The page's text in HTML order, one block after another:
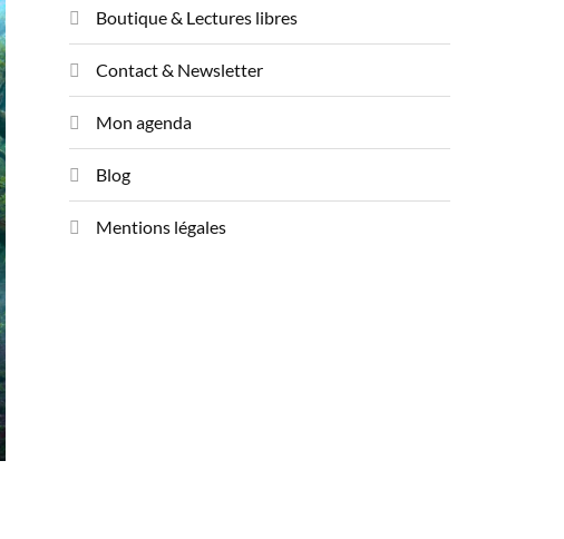
Boutique & Lectures libres
Contact & Newsletter
Mon agenda
Blog
Mentions légales